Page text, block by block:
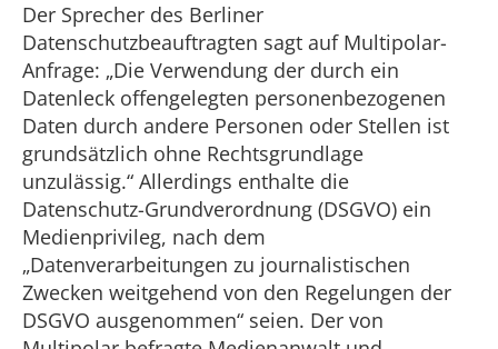
Der Sprecher des Berliner
Datenschutzbeauftragten sagt auf Multipolar-
Anfrage: „Die Verwendung der durch ein
Datenleck offengelegten personenbezogenen
Daten durch andere Personen oder Stellen ist
grundsätzlich ohne Rechtsgrundlage
unzulässig.“ Allerdings enthalte die
Datenschutz-Grundverordnung (DSGVO) ein
Medienprivileg, nach dem
„Datenverarbeitungen zu journalistischen
Zwecken weitgehend von den Regelungen der
DSGVO ausgenommen“ seien. Der von